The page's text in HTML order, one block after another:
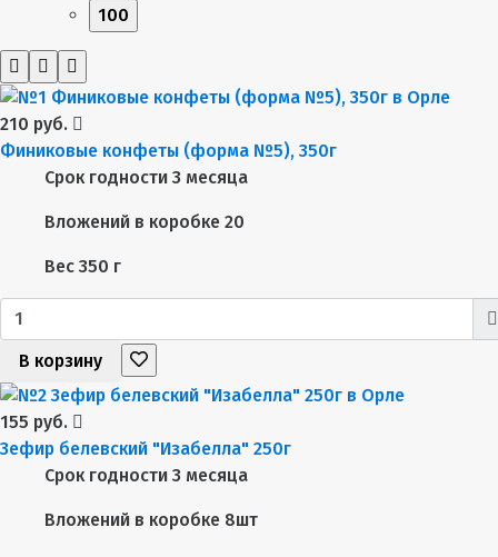
100
210 руб.
Финиковые конфеты (форма №5), 350г
Срок годности 3 месяца
Вложений в коробке 20
Вес 350 г
В корзину
155 руб.
Зефир белевский "Изабелла" 250г
Срок годности 3 месяца
Вложений в коробке 8шт